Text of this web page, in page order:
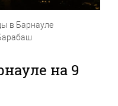
в Барнауле
на 9